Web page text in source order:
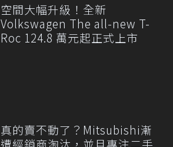
空間大幅升級！全新
Volkswagen The all-new T-
Roc 124.8 萬元起正式上市
真的賣不動了？Mitsubishi漸
遭經銷商淘汰，並且專注二手